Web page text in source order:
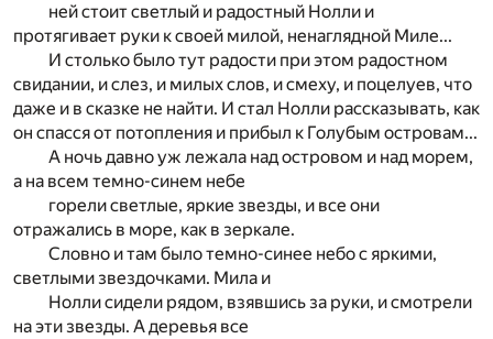
ней стоит светлый и радостный Нолли и
протягивает руки к своей милой, ненаглядной Миле...
И столько было тут радости при этом радостном
свидании, и слез, и милых слов, и смеху, и поцелуев, что
даже и в сказке не найти. И стал Нолли рассказывать, как
он спасся от потопления и прибыл к Голубым островам...
А ночь давно уж лежала над островом и над морем,
а на всем темно-синем небе
горели светлые, яркие звезды, и все они
отражались в море, как в зеркале.
Словно и там было темно-синее небо с яркими,
светлыми звездочками. Мила и
Нолли сидели рядом, взявшись за руки, и смотрели
на эти звезды. А деревья все